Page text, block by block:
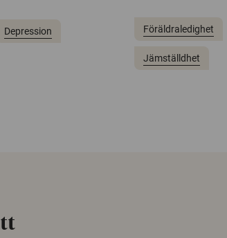
Depression Föräldraledighet
Jämställdhet